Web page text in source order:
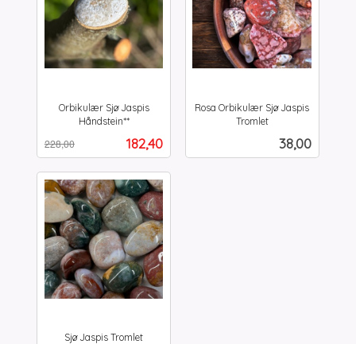
Orbikulær Sjø Jaspis
Håndstein**
Tilbud
182,40
228,00
mva.
Rosa Orbikulær Sjø Jaspis
Tromlet
Pris
38,00
Sjø Jaspis Tromlet